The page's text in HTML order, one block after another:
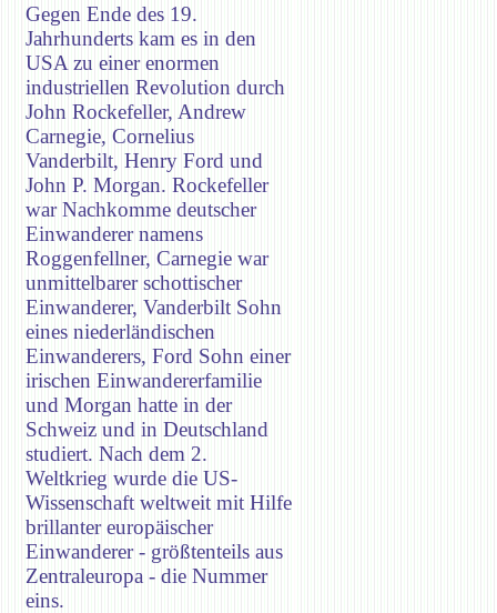
Gegen Ende des 19.
Jahrhunderts kam es in den
USA zu einer enormen
industriellen Revolution durch
John Rockefeller, Andrew
Carnegie, Cornelius
Vanderbilt, Henry Ford und
John P. Morgan. Rockefeller
war Nachkomme deutscher
Einwanderer namens
Roggenfellner, Carnegie war
unmittelbarer schottischer
Einwanderer, Vanderbilt Sohn
eines niederländischen
Einwanderers, Ford Sohn einer
irischen Einwandererfamilie
und Morgan hatte in der
Schweiz und in Deutschland
studiert. Nach dem 2.
Weltkrieg wurde die US-
Wissenschaft weltweit mit Hilfe
brillanter europäischer
Einwanderer - größtenteils aus
Zentraleuropa - die Nummer
eins.